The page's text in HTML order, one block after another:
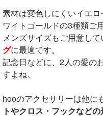
素材は変色しにくいイエ
ワイトゴールドの3種類ご
メンズサイズもご用意して
グに最適です。
記念日などに、2人の愛の
すよね。
hooのアクセサリーは他に
トやクロス・フックなど